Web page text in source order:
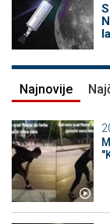
Najnovije